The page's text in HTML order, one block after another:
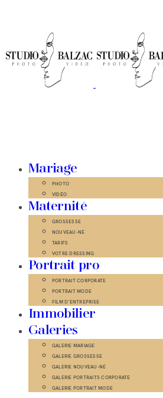
Mariage
PHOTO
VIDÉO
Maternité
GROSSESSE
NOUVEAU-NÉ
TARIFS
VOTRE DRESSING
Portrait pro
PORTRAIT CORPORATE
PORTRAIT MODE
FILM D’ENTREPRISE
Immobilier
Galeries
GALERIE MARIAGE
GALERIE GROSSESSE
GALERIE NOUVEAU-NÉ
GALERIE PORTRAITS CORPORATE
GALERIE PORTRAIT MODE